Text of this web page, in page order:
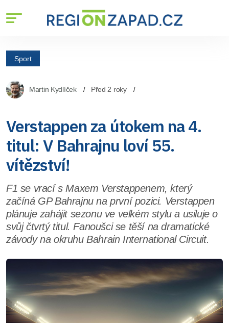
Sport
Martin Kydlíček Před 2 roky
Verstappen za útokem na 4.
titul: V Bahrajnu loví 55.
vítězství!
F1 se vrací s Maxem Verstappenem, který
začíná GP Bahrajnu na první pozici. Verstappen
plánuje zahájit sezonu ve velkém stylu a usiluje o
svůj čtvrtý titul. Fanoušci se těší na dramatické
závody na okruhu Bahrain International Circuit.